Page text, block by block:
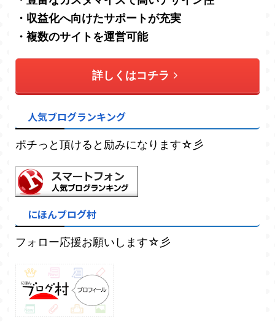
・収益化へ向けたサポートが充実
・複数のサイトを運営可能
詳しくはコチラ
人気ブログランキング
ポチっと頂けると励みになります☆彡
にほんブログ村
フォロー応援お願いします☆彡